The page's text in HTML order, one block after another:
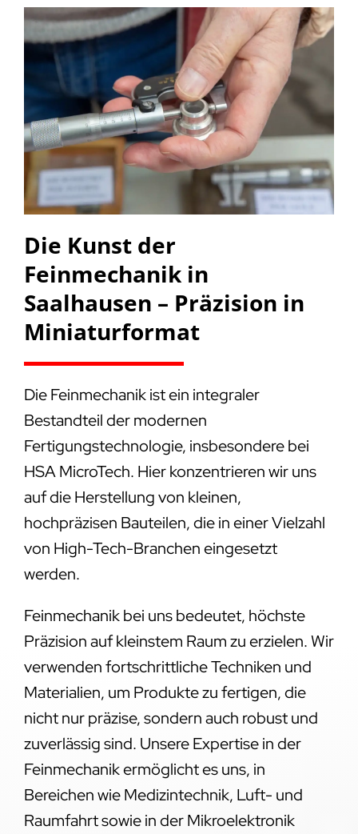
Die Kunst der
Feinmechanik in
Saalhausen – Präzision in
Miniaturformat
Die Feinmechanik ist ein integraler
Bestandteil der modernen
Fertigungstechnologie, insbesondere bei
HSA MicroTech. Hier konzentrieren wir uns
auf die Herstellung von kleinen,
hochpräzisen Bauteilen, die in einer Vielzahl
von High-Tech-Branchen eingesetzt
werden.
Feinmechanik bei uns bedeutet, höchste
Präzision auf kleinstem Raum zu erzielen. Wir
verwenden fortschrittliche Techniken und
Materialien, um Produkte zu fertigen, die
nicht nur präzise, sondern auch robust und
zuverlässig sind. Unsere Expertise in der
Feinmechanik ermöglicht es uns, in
Bereichen wie Medizintechnik, Luft- und
Raumfahrt sowie in der Mikroelektronik